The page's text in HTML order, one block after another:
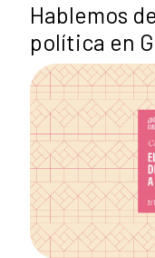
Hablemos
política en